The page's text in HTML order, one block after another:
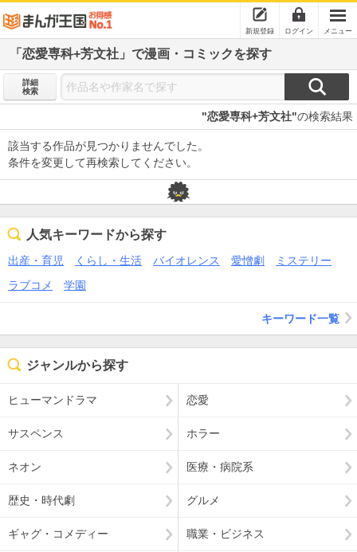
新規登録 ログイン メニュー
「恋愛専科+芳文社」で漫画・コミックを探す
詳細
検索
"恋愛専科+芳文社"の検索結果
該当する作品が見つかりませんでした。
条件を変更して再検索してください。
人気キーワードから探す
出産・育児 くらし・生活 バイオレンス 愛憎劇
ミステリー
ラブコメ
学園
キーワード一覧
ジャンルから探す
ヒューマンドラマ 恋愛
サスペンス ホラー
ネオン 医療・病院系
歴史・時代劇 グルメ
ギャグ・コメディー 職業・ビジネス